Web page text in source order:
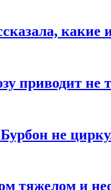
какие
приводит не
не
тяжелом и